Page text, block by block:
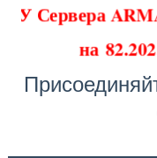
У Сервера
на